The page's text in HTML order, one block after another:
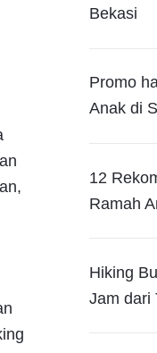
Bekasi
Promo
Anak di
12
Ramah
Hiking
Jam dari